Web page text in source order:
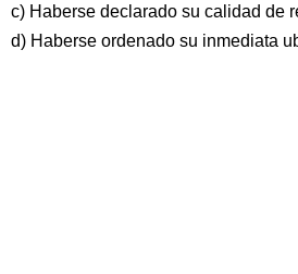
c) Haberse declarado su calidad de
d) Haberse ordenado su inmediata